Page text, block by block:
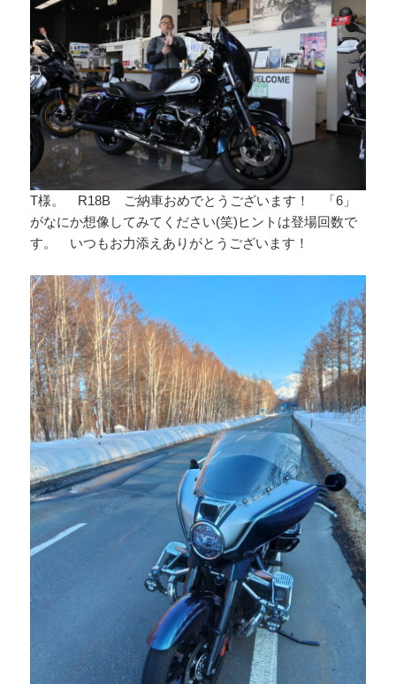
T様。 R18B ご納車おめでとうございます！ 「6」
がなにか想像してみてください(笑)ヒントは登場回数で
す。 いつもお力添えありがとうございます！